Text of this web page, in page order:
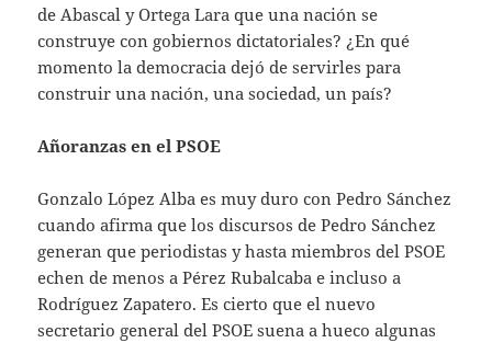
de Abascal y Ortega Lara que una nación se
construye con gobiernos dictatoriales? ¿En qué
momento la democracia dejó de servirles para
construir una nación, una sociedad, un país?
Añoranzas en el PSOE
Gonzalo López Alba es muy duro con Pedro Sánchez
cuando afirma que los discursos de Pedro Sánchez
generan que periodistas y hasta miembros del PSOE
echen de menos a Pérez Rubalcaba e incluso a
Rodríguez Zapatero. Es cierto que el nuevo
secretario general del PSOE suena a hueco algunas